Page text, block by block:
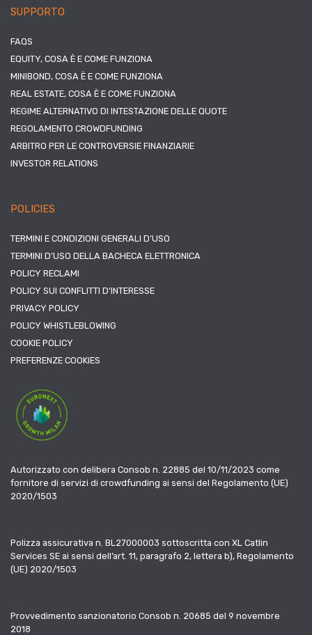
SUPPORTO
FAQS
EQUITY, COSA È E COME FUNZIONA
MINIBOND, COSA È E COME FUNZIONA
REAL ESTATE, COSA È E COME FUNZIONA
REGIME ALTERNATIVO DI INTESTAZIONE DELLE QUOTE
REGOLAMENTO CROWDFUNDING
ARBITRO PER LE CONTROVERSIE FINANZIARIE
INVESTOR RELATIONS
POLICIES
TERMINI E CONDIZIONI GENERALI D’USO
TERMINI D’USO DELLA BACHECA ELETTRONICA
POLICY RECLAMI
POLICY SUI CONFLITTI D’INTERESSE
PRIVACY POLICY
POLICY WHISTLEBLOWING
COOKIE POLICY
PREFERENZE COOKIES
Autorizzato con delibera Consob n. 22885 del 10/11/2023 come
fornitore di servizi di crowdfunding ai sensi del Regolamento (UE)
2020/1503
Polizza assicurativa n. BL27000003 sottoscritta con XL Catlin
Services SE ai sensi dell’art. 11, paragrafo 2, lettera b), Regolamento
(UE) 2020/1503
Provvedimento sanzionatorio Consob n. 20685 del 9 novembre
2018